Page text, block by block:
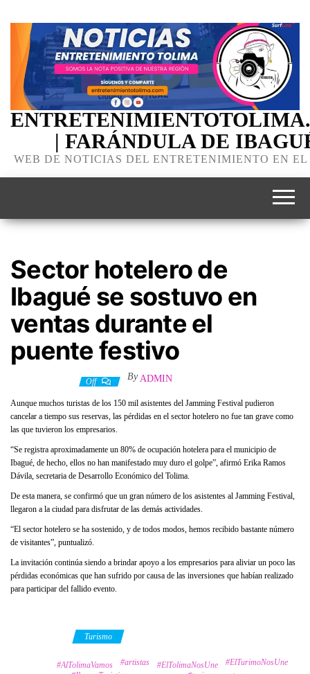
| FARÁNDULA DE
WEB DE NOTICIAS DEL ENTRETENIMIENTO EN
Sector hotelero de
Ibagué se sostuvo en
ventas durante el
puente festivo
Off By ADMIN
Aunque muchos turistas de los 150 mil asistentes del Jamming Festival pudieron
cancelar a tiempo sus reservas, las pérdidas en el sector hotelero no fue tan grave como
las que tuvieron los empresarios.
“Se registra aproximadamente un 80% de ocupación hotelera para el municipio de
Ibagué, de hecho, ellos no han manifestado muy duro el golpe”, afirmó Erika Ramos
Dávila, secretaria de Desarrollo Económico del Tolima.
De esta manera, se confirmó que un gran número de los asistentes al Jamming Festival,
llegaron a la ciudad para disfrutar de las demás actividades.
“El sector hotelero se ha sostenido, y de todos modos, hemos recibido bastante número
de visitantes”, puntualizó.
La invitación continúa siendo a brindar apoyo a los empresarios para aliviar un poco las
pérdidas económicas que han sufrido por causa de las inversiones que habían realizado
para participar del fallido evento.
Turismo
#AlTolimaVamos #artistas #ElTolimaNosUne
#ElTurimoNosUne